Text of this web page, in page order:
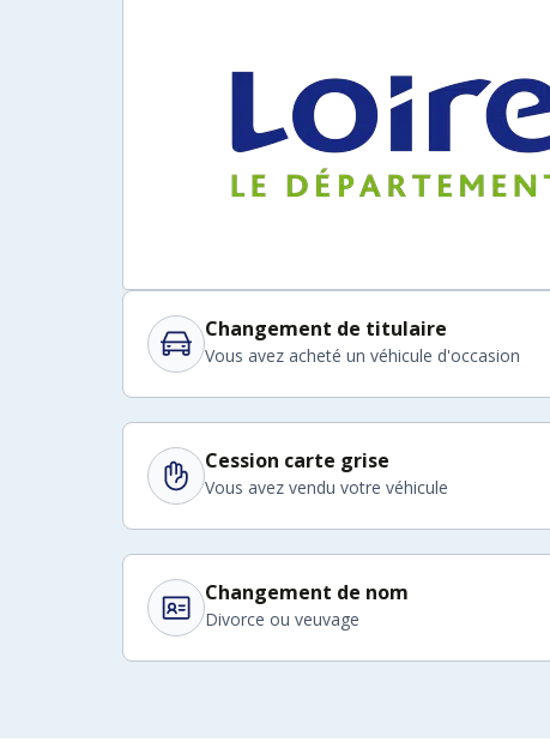
Changement de titulaire
Vous avez acheté un véhicule d'occasion
Cession carte grise
Vous avez vendu votre véhicule
Changement de nom
Divorce ou veuvage